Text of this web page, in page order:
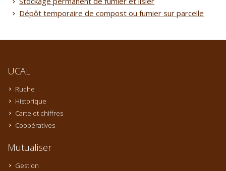
Dépôt temporaire de compost ou fumier sur parcelle
UCAL
Ruche
Historique
Carte et chiffres
Coopératives
Mutualiser
Gestion